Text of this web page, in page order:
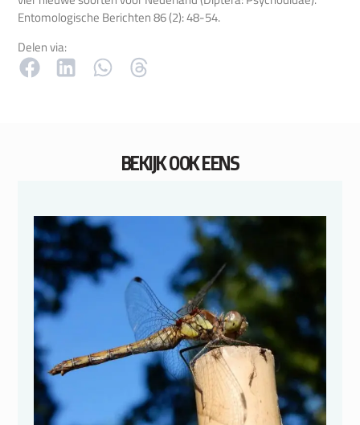
Entomologische Berichten 86 (2): 48-54.
Delen via:
BEKIJK OOK EENS